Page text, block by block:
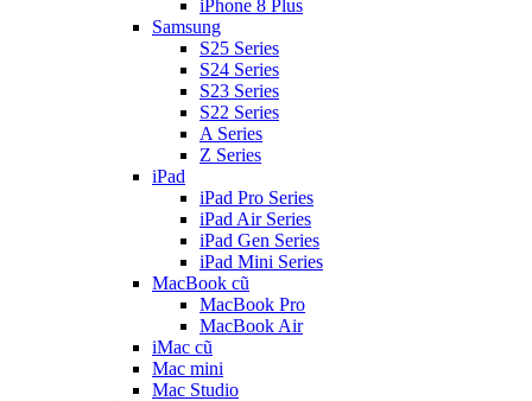
iPhone 8 Plus
Samsung
S25 Series
S24 Series
S23 Series
S22 Series
A Series
Z Series
iPad
iPad Pro Series
iPad Air Series
iPad Gen Series
iPad Mini Series
MacBook cũ
MacBook Pro
MacBook Air
iMac cũ
Mac mini
Mac Studio